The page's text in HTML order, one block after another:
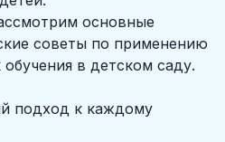
основные
советы по применению
в детском саду.
к каждому